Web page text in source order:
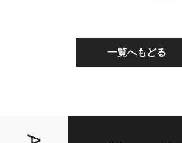
一覧へもどる